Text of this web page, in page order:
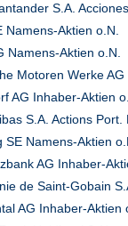
S.A.
Namens-Aktien o.N.
Namens-Aktien o.N.
Motoren Werke
AG Inhaber-Aktien
S.A. Actions Port.
SE Namens-Aktien
AG Inhaber-
de Saint-Gobain
AG Inhaber-Aktien